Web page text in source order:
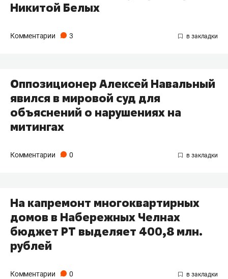
Никитой Белых
Комментарии 3
Оппозиционер Алексей Навальный
явился в мировой суд для
объяснений о нарушениях на
митингах
Комментарии 0
На капремонт многоквартирных
домов в Набережных Челнах
бюджет РТ выделяет 400,8 млн.
рублей
Комментарии 0